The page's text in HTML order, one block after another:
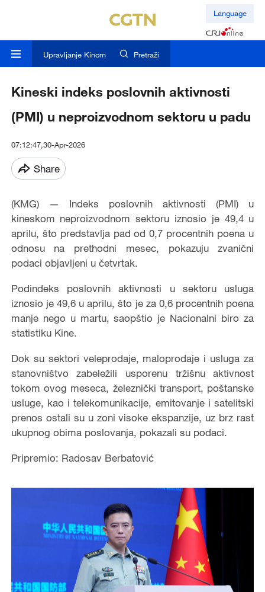
Language
Upravljanje Kinom Pretraži
Kineski indeks poslovnih aktivnosti
(PMI) u neproizvodnom sektoru u padu
07:12:47,30-Apr-2026
Share
(KMG) — Indeks poslovnih aktivnosti (PMI) u
kineskom neproizvodnom sektoru iznosio je 49,4 u
aprilu, što predstavlja pad od 0,7 procentnih poena u
odnosu na prethodni mesec, pokazuju zvanični
podaci objavljeni u četvrtak.
Podindeks poslovnih aktivnosti u sektoru usluga
iznosio je 49,6 u aprilu, što je za 0,6 procentnih poena
manje nego u martu, saopštio je Nacionalni biro za
statistiku Kine.
Dok su sektori veleprodaje, maloprodaje i usluga za
stanovništvo zabeležili usporenu tržišnu aktivnost
tokom ovog meseca, železnički transport, poštanske
usluge, kao i telekomunikacije, emitovanje i satelitski
prenos ostali su u zoni visoke ekspanzije, uz brz rast
ukupnog obima poslovanja, pokazali su podaci.
Pripremio: Radosav Berbatović